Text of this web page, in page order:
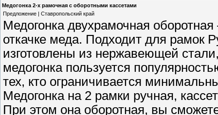
Медогонка 2-х рамочная с оборотными кассетами
Предложение | Ставропольский край
Медогонка двухрамочная
откачке меда. Подходит для рамок
изготовлены из нержавеющей
медогонка пользуется
тех, кто ограничивается
Медогонка на 2 рамки ручная,
При этом она оборотная, вы